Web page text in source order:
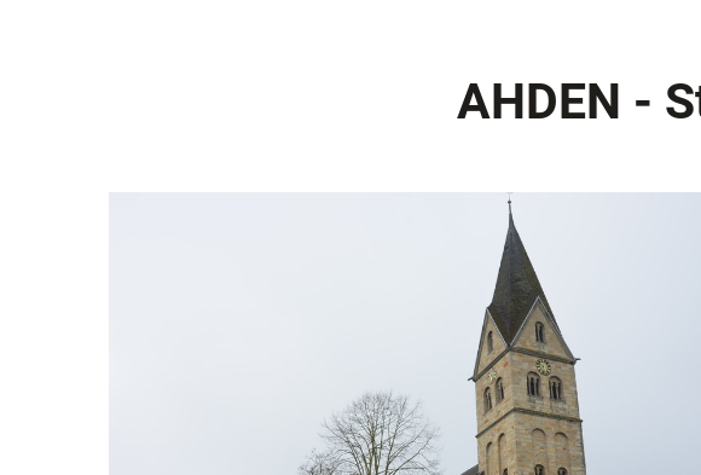
AHDEN -